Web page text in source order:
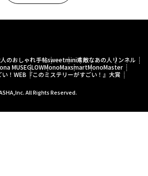
のおしゃれ手帖sweetmini素敵なあの人 リンネル
MUSEGLOWMonoMaxsmartMonoMaster
！WEB 『このミステリーがすごい！』大賞
All Rights Reserved.